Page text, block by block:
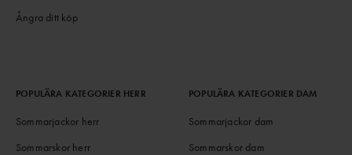
Ångra ditt köp
POPULÄRA KATEGORIER HERR
Sommarjackor herr
Sommarskor herr
POPULÄRA KATEGORIER DAM
Sommarjackor dam
Sommarskor dam